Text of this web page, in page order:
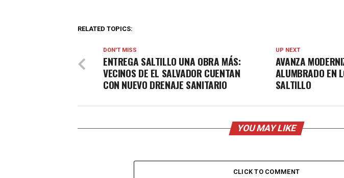
RELATED TOPICS:
UP NEXT
AVANZA
ALUMBRADO EN
SALTILLO
DON'T MISS
ENTREGA SALTILLO UNA OBRA MÁS:
VECINOS DE EL SALVADOR CUENTAN
CON NUEVO DRENAJE SANITARIO
YOU MAY LIKE
CLICK TO COMMENT